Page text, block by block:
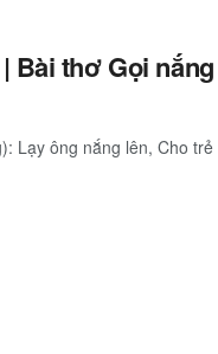
Bài thơ Gọi nắng
Lạy ông nắng lên, Cho trẻ